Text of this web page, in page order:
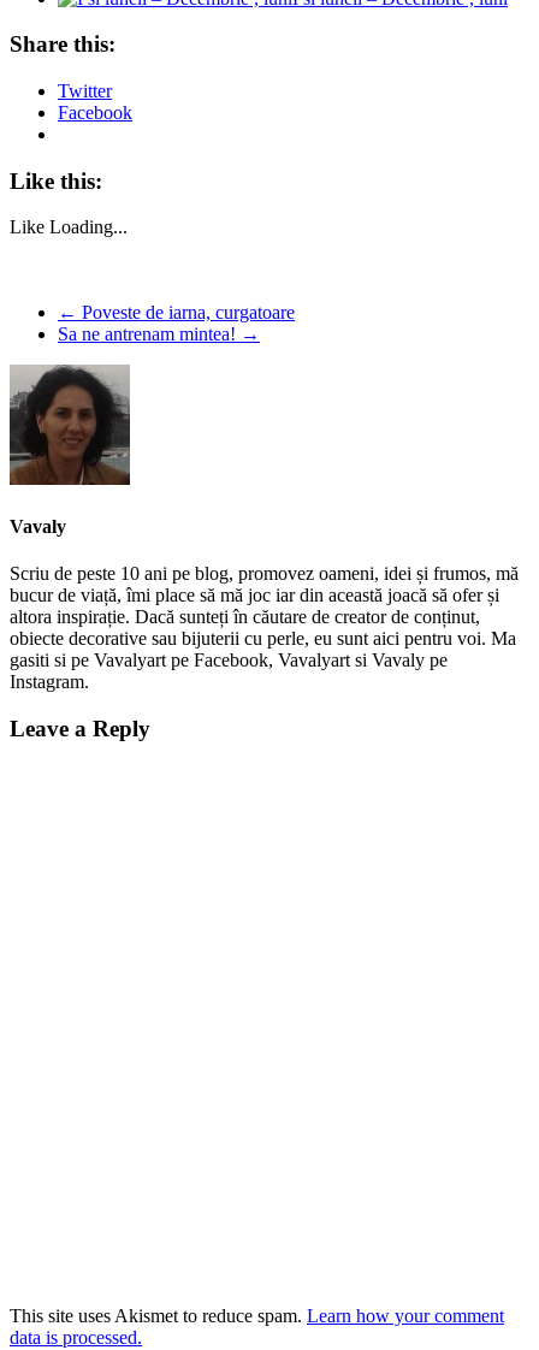
Share this:
Twitter
Facebook
Like this:
Like Loading...
← Poveste de iarna, curgatoare
Sa ne antrenam mintea! →
Vavaly
Scriu de peste 10 ani pe blog, promovez oameni, idei și frumos, mă
bucur de viață, îmi place să mă joc iar din această joacă să ofer și
altora inspirație. Dacă sunteți în căutare de creator de conținut,
obiecte decorative sau bijuterii cu perle, eu sunt aici pentru voi. Ma
gasiti si pe Vavalyart pe Facebook, Vavalyart si Vavaly pe
Instagram.
Leave a Reply
This site uses Akismet to reduce spam. Learn how your comment
data is processed.